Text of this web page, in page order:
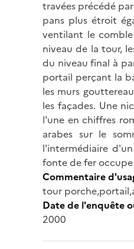
travées précédé
pans plus étroit
ventilant le
niveau de la tour,
du niveau final à
portail perçant la
les murs
les façades. Une
l'une en chiffres
arabes sur le
l'intermédiaire
fonte de fer
Commentaire
tour
Date de l'enquête
2000